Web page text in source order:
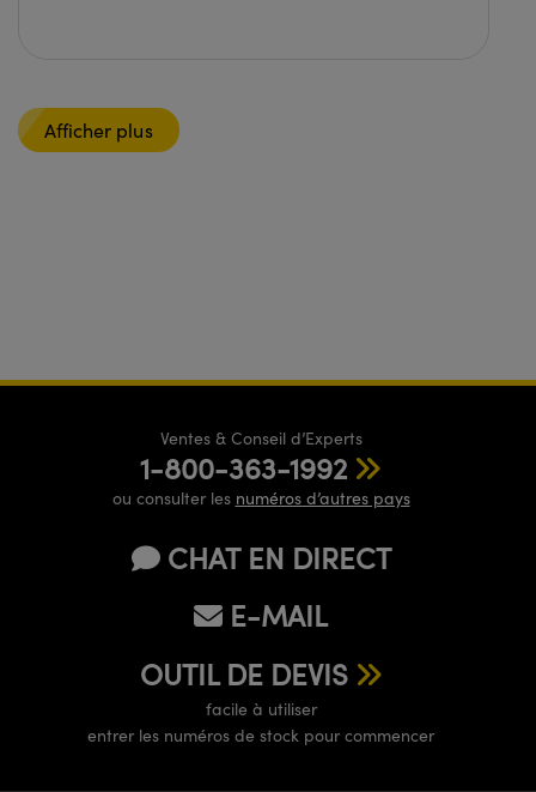
Afficher plus
Ventes & Conseil d’Experts
1-800-363-1992
ou consulter les numéros d’autres pays
CHAT EN DIRECT
E-MAIL
OUTIL DE DEVIS
facile à utiliser
entrer les numéros de stock pour commencer